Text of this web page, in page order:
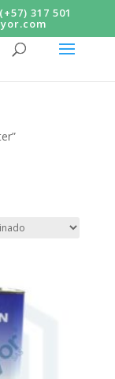
317 501